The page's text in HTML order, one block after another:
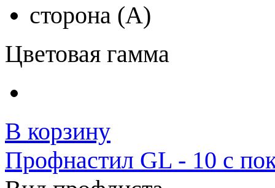
сторона (A)
Цветовая гамма
В корзину
Профнастил GL - 10 с